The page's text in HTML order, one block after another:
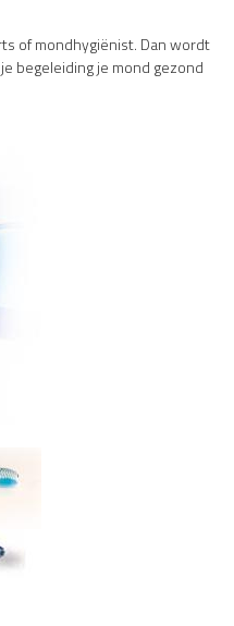
of mondhygiënist. Dan wordt
begeleiding je mond gezond